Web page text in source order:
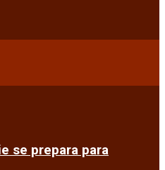
se prepara para